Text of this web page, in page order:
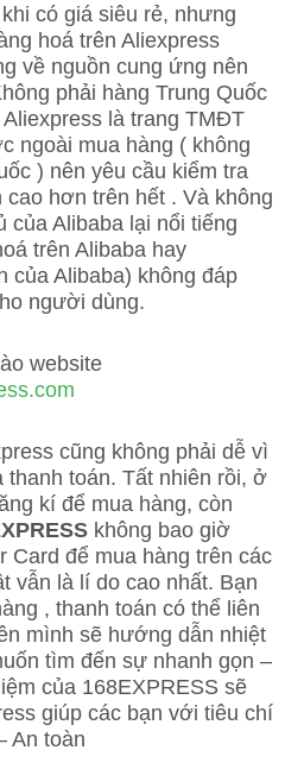
có giá siêu rẻ, nhưng
hoá trên Aliexpress
về nguồn cung ứng nên
phải hàng Trung Quốc
là trang TMĐT
ngoài mua hàng ( không
) nên yêu cầu kiểm tra
hơn trên hết . Và không
của Alibaba lại nổi tiếng
trên Alibaba hay
của Alibaba) không đáp
người dùng.
website
cũng không phải dễ vì
thanh toán. Tất nhiên rồi, ở
kí để mua hàng, còn
không bao giờ
Card để mua hàng trên các
vẫn là lí do cao nhất. Bạn
, thanh toán có thể liên
mình sẽ hướng dẫn nhiệt
tìm đến sự nhanh gọn –
của 168EXPRESS sẽ
giúp các bạn với tiêu chí
An toàn